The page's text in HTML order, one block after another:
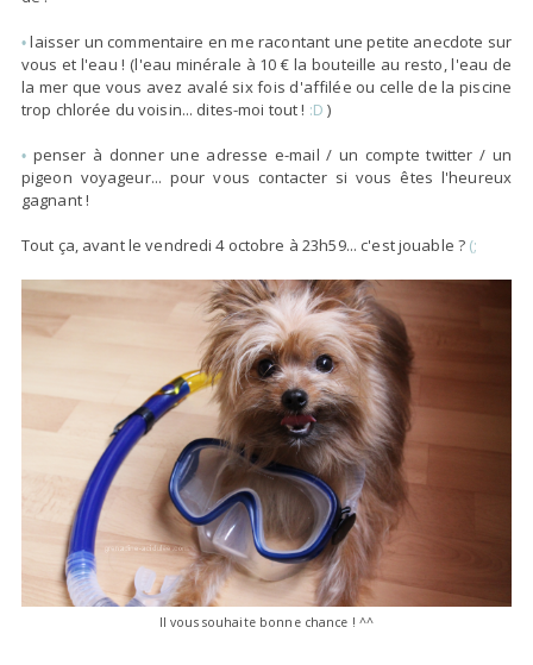
• laisser un commentaire en me racontant une petite anecdote sur
vous et l'eau ! (l'eau minérale à 10 € la bouteille au resto, l'eau de
la mer que vous avez avalé six fois d'affilée ou celle de la piscine
trop chlorée du voisin... dites-moi tout ! :D )
• penser à donner une adresse e-mail / un compte twitter / un
pigeon voyageur... pour vous contacter si vous êtes l'heureux
gagnant !
Tout ça, avant le vendredi 4 octobre à 23h59... c'est jouable ? (;
Il vous souhaite bonne chance ! ^^